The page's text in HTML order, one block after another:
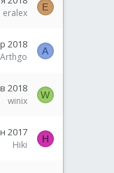
eralex
E
2018
Arthgo
A
2018
winix
W
2017
Hiki
H